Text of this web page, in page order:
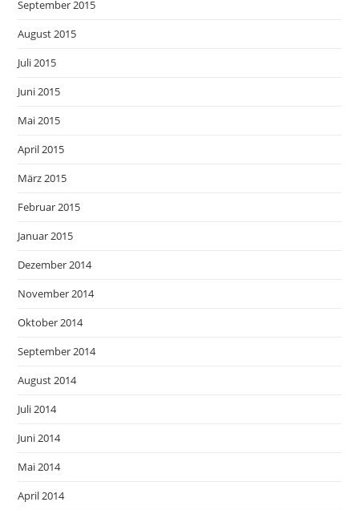
September 2015
August 2015
Juli 2015
Juni 2015
Mai 2015
April 2015
März 2015
Februar 2015
Januar 2015
Dezember 2014
November 2014
Oktober 2014
September 2014
August 2014
Juli 2014
Juni 2014
Mai 2014
April 2014